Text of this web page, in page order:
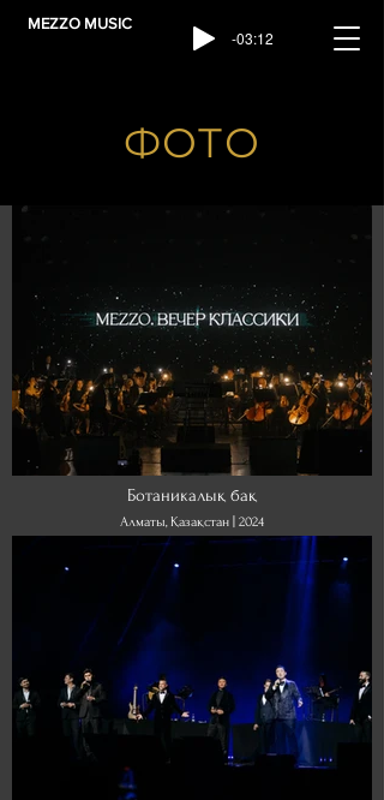
MEZZO MUSIC
-03:12
ФОТО
Ботаникалық бақ
Алматы, Қазақстан | 2024